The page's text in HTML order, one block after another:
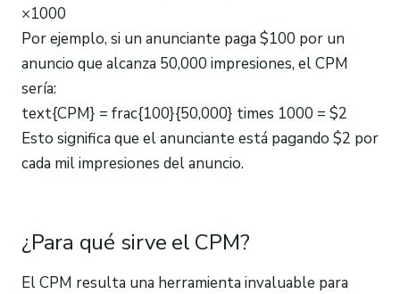
×1000
Por ejemplo, si un anunciante paga $100 por un
anuncio que alcanza 50,000 impresiones, el CPM
sería:
text{CPM} = frac{100}{50,000} times 1000 = $2
Esto significa que el anunciante está pagando $2 por
cada mil impresiones del anuncio.
¿Para qué sirve el CPM?
El CPM resulta una herramienta invaluable para